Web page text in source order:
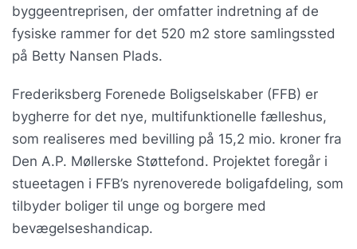
byggeentreprisen, der omfatter indretning af de
fysiske rammer for det 520 m2 store samlingssted
på Betty Nansen Plads.
Frederiksberg Forenede Boligselskaber (FFB) er
bygherre for det nye, multifunktionelle fælleshus,
som realiseres med bevilling på 15,2 mio. kroner fra
Den A.P. Møllerske Støttefond. Projektet foregår i
stueetagen i FFB’s nyrenoverede boligafdeling, som
tilbyder boliger til unge og borgere med
bevægelseshandicap.